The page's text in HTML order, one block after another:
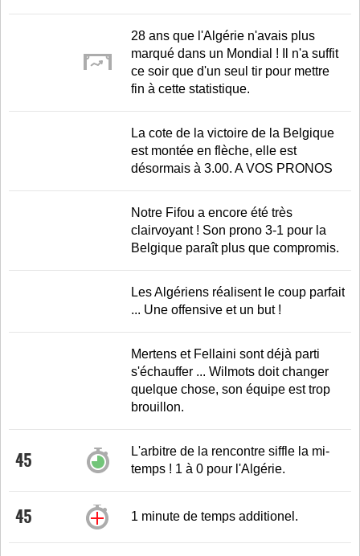
28 ans que l'Algérie n'avais plus
marqué dans un Mondial ! Il n'a suffit
ce soir que d'un seul tir pour mettre
fin à cette statistique.
La cote de la victoire de la Belgique
est montée en flèche, elle est
désormais à 3.00. A VOS PRONOS
Notre Fifou a encore été très
clairvoyant ! Son prono 3-1 pour la
Belgique paraît plus que compromis.
Les Algériens réalisent le coup parfait
... Une offensive et un but !
Mertens et Fellaini sont déjà parti
s'échauffer ... Wilmots doit changer
quelque chose, son équipe est trop
brouillon.
45
L'arbitre de la rencontre siffle la mi-
temps ! 1 à 0 pour l'Algérie.
45 1 minute de temps additionel.